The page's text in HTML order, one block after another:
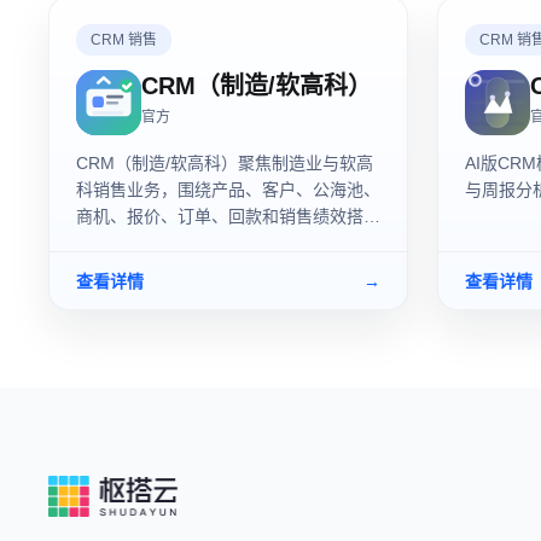
CRM 销售
CRM（制造/软高科）
官方
CRM（制造/软高科）聚焦制造业与软高
科销售业务，围绕产品、客户、公海池、
商机、报价、订单、回款和销售绩效搭建
化与回款效率。
查看详情 →
CRM 销
AI版CRM
与周报分
查看详情